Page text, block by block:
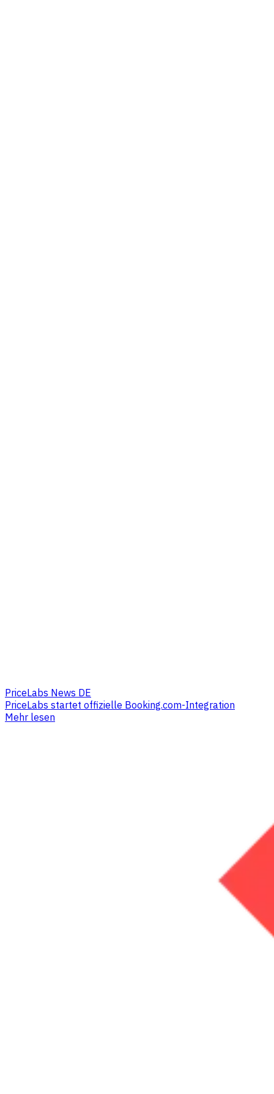
PriceLabs News DE
PriceLabs startet offizielle Booking.com-Integration
Mehr lesen